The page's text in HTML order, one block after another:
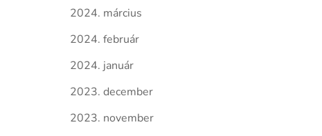
2024. március
2024. február
2024. január
2023. december
2023. november